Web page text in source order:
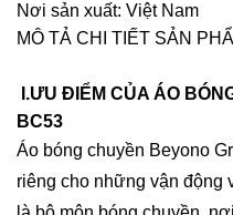
Nơi sản xuất: Việt Nam
MÔ TẢ CHI TIẾT SẢN
I.ƯU ĐIỂM CỦA ÁO
BC53
Áo bóng chuyền Beyono
riêng cho những vận động